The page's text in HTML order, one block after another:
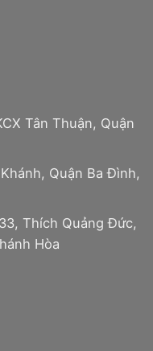
Tân Thuận, Quận
Quận Ba Đình,
Thích Quảng Đức,
Hòa